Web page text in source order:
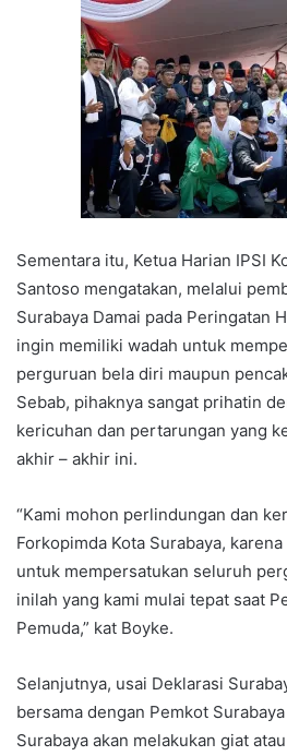
Sementara itu, Ketua Harian IPSI
Santoso mengatakan, melalui
Surabaya Damai pada Peringatan
ingin memiliki wadah untuk
perguruan bela diri maupun
Sebab, pihaknya sangat prihatin
kericuhan dan pertarungan yang
akhir – akhir ini.
“Kami mohon perlindungan dan
Forkopimda Kota Surabaya,
untuk mempersatukan seluruh
inilah yang kami mulai tepat saat
Pemuda,” kat Boyke.
Selanjutnya, usai Deklarasi
bersama dengan Pemkot
Surabaya akan melakukan giat